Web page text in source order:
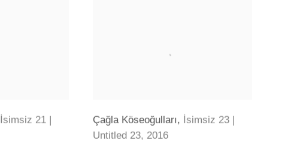
İsimsiz 21 |
Çağla Köseoğulları, İsimsiz 23 |
Untitled 23, 2016